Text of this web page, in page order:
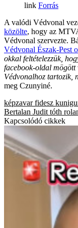
Forrás
A valódi Védvonal
közölte, hogy az
Védvonal szervezte.
Védvonal Észak-Pest
okkal feltételezzük,
facebook-oldal mögött
Védvonalhoz tartozik,
meg Czunyiné.
képzavar fidesz
Bertalan Judit tóth
Kapcsolódó cikkek